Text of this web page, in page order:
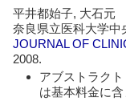
平井都始子, 大石元
奈良県立医科大学中
JOURNAL OF
2008.
アブストラク
は基本料金に含